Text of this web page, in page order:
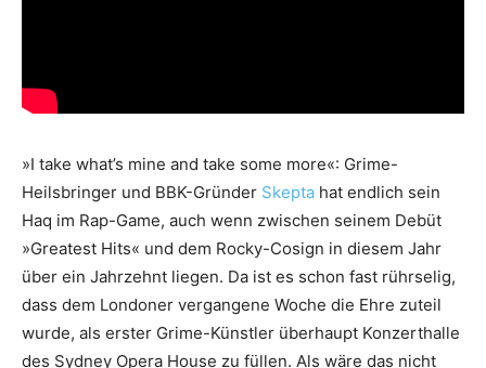
»I take what’s mine and take some more«: Grime-
Heilsbringer und BBK-Gründer Skepta hat endlich sein
Haq im Rap-Game, auch wenn zwischen seinem Debüt
»Greatest Hits« und dem Rocky-Cosign in diesem Jahr
über ein Jahrzehnt liegen. Da ist es schon fast rührselig,
dass dem Londoner vergangene Woche die Ehre zuteil
wurde, als erster Grime-Künstler überhaupt Konzerthalle
des Sydney Opera House zu füllen. Als wäre das nicht